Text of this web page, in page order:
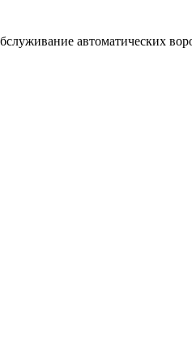
автоматических